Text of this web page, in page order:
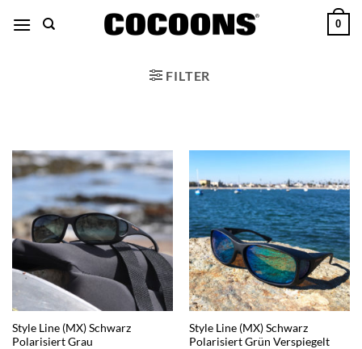
Inhalt
0
FILTER
Style Line (MX) Schwarz
Polarisiert Grau
Style Line (MX) Schwarz
Polarisiert Grün Verspiegelt